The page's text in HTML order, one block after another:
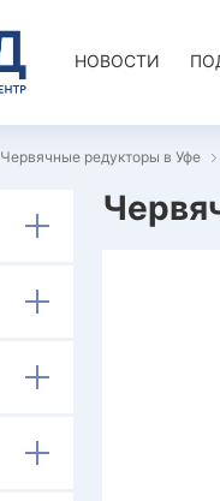
НОВОСТИ
Червячные редукторы в Уфе